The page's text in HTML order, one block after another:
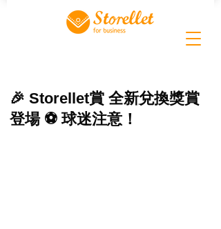
🎉 Storellet賞 全新兌換獎賞
登場 ⚽️ 球迷注意！